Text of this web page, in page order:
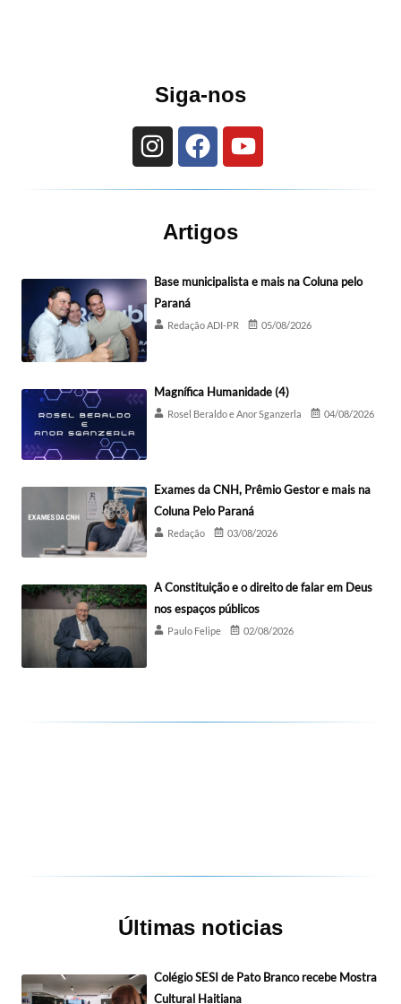
Siga-nos
Artigos
Base municipalista e mais na Coluna pelo
Paraná
Redação ADI-PR 05/08/2026
Magnífica Humanidade (4)
Rosel Beraldo e Anor Sganzerla 04/08/2026
Exames da CNH, Prêmio Gestor e mais na
Coluna Pelo Paraná
Redação 03/08/2026
A Constituição e o direito de falar em Deus
nos espaços públicos
Paulo Felipe 02/08/2026
Últimas noticias
Colégio SESI de Pato Branco recebe Mostra
Cultural Haitiana